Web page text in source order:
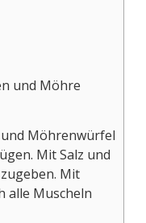
und Möhre
Möhrenwürfel
Mit Salz und
Mit
alle Muscheln